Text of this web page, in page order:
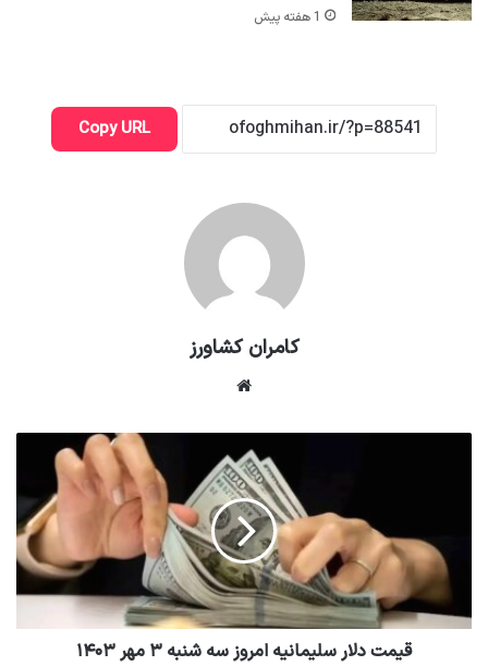
1 هفته پیش
Copy URL
کامران کشاورز
قیمت دلار سلیمانیه امروز سه شنبه ۳ مهر ۱۴۰۳